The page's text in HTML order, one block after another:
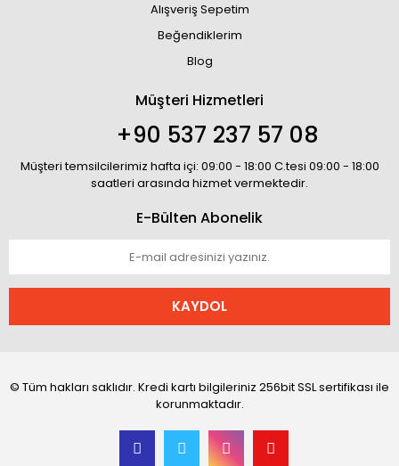
Alışveriş Sepetim
Beğendiklerim
Blog
Müşteri Hizmetleri
+90 537 237 57 08
Müşteri temsilcilerimiz hafta içi: 09:00 - 18:00 C.tesi 09:00 - 18:00
saatleri arasında hizmet vermektedir.
E-Bülten Abonelik
KAYDOL
© Tüm hakları saklıdır. Kredi kartı bilgileriniz 256bit SSL sertifikası ile
korunmaktadır.